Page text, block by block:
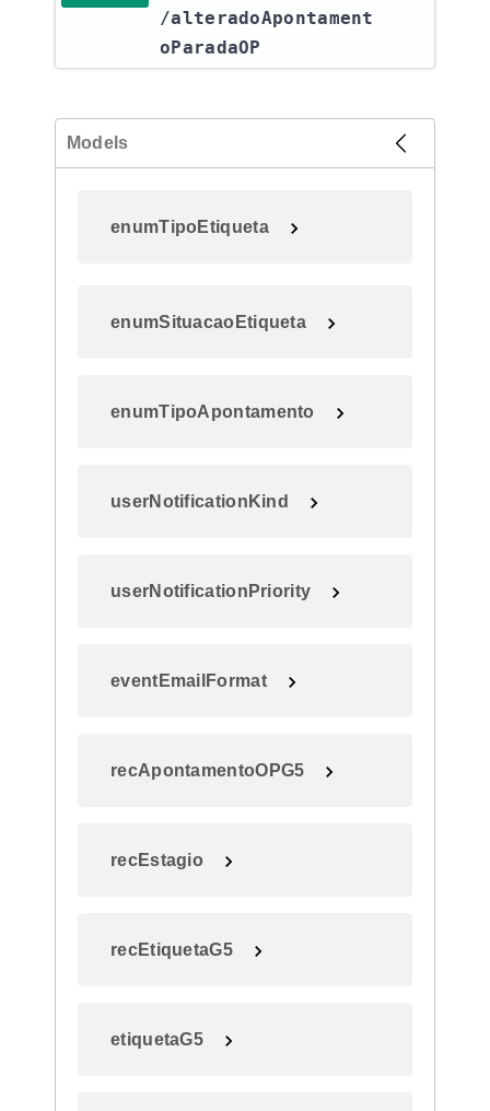
/alteradoApontament
oParadaOP
Models
enumTipoEtiqueta
enumSituacaoEtiqueta
enumTipoApontamento
userNotificationKind
userNotificationPriority
eventEmailFormat
recApontamentoOPG5
recEstagio
recEtiquetaG5
etiquetaG5